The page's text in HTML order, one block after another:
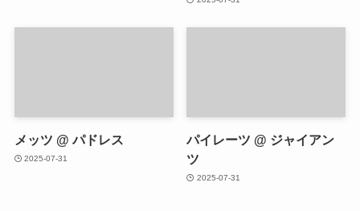
メッツ @ パドレス
2025-07-31
パイレーツ @ ジャイアン
ツ
2025-07-31